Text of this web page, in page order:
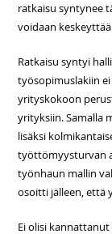
ratkaisu syntynee
voidaan
Ratkaisu syntyi
työsopimuslakiin
yrityskokoon
yrityksiin. Samalla
lisäksi
työttömyysturvan
työnhaun mallin
osoitti jälleen, että
Ei olisi kannattanut